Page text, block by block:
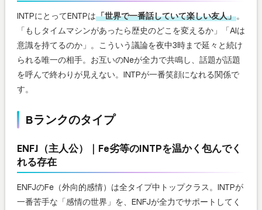
INTPにとってENTPは「世界で一番話していて楽しい友人」。
「もしタイムマシンがあったら歴史のどこを変えるか」「AIは
意識を持てるのか」。こういう議論を夜中3時まで延々と続け
られる唯一の相手。お互いのNeが全力で共鳴し、話題が話題
を呼んで終わりが見えない。INTPが一番笑顔になれる関係で
す。
Bランクのタイプ
ENFJ（主人公）｜Fe劣等のINTPを温かく包んでく
れる存在
ENFJのFe（外向的感情）は全タイプ中トップクラス。INTPが
一番苦手な「感情の世界」を、ENFJが全力でサポートしてく